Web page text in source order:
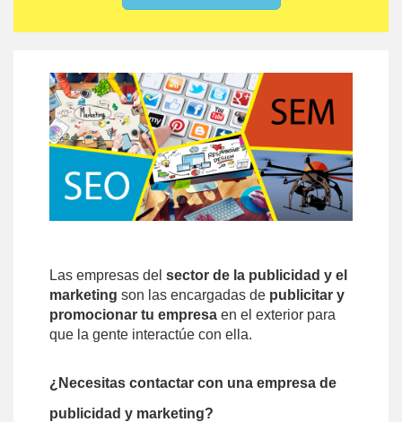
Las empresas del sector de la publicidad y el
marketing son las encargadas de publicitar y
promocionar tu empresa en el exterior para
que la gente interactúe con ella.
¿Necesitas contactar con una empresa de
publicidad y marketing?